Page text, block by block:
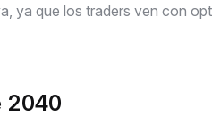
ya que los traders ven con
2040